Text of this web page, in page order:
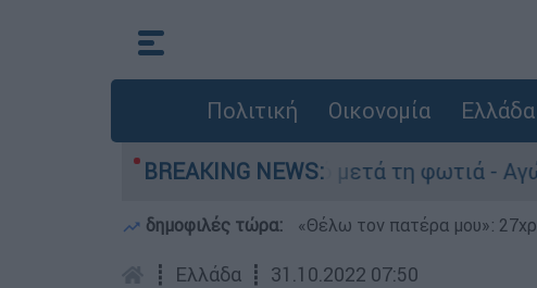
Πολιτική Οικονομία Ελλάδα
BREAKING NEWS:
Πόρτο Γερμανό μετά τη φωτιά - Αγώνας για
δημοφιλές τώρα: «Θέλω τον πατέρα μου»:
┋ Ελλάδα ┋ 31.10.2022 07:50